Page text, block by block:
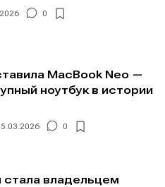
0
MacBook Neo —
ноутбук в истории
0
стала владельцем